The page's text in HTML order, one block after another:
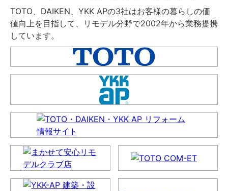
TOTO、DAIKEN、YKK APの3社はお客様の暮らしの価
値向上を目指して、リモデル分野で2002年から業務提携
しています。